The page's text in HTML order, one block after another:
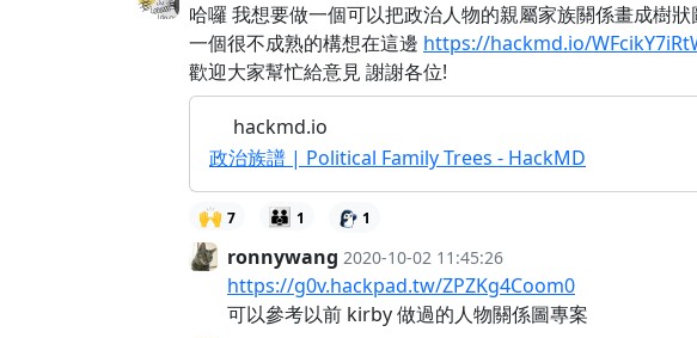
哈囉 我想要做一個可以把政治人物的親屬家族關係畫成樹狀
一個很不成熟的構想在這邊 https://hackmd.io/
歡迎大家幫忙給意見 謝謝各位!
hackmd.io
政治族譜 | Political Family Trees - HackMD
🙌 7 👪 1 1
ronnywang 2020-10-02 11:45:26
https://g0v.hackpad.tw/ZPZKg4Coom0
可以參考以前 kirby 做過的人物關係圖專案